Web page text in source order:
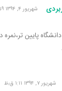
شهریور ۴, ۱۳۹۴ ۹:۵۹ ب٫ظ
پایین تر،نمره
شهریور ۷, ۱۳۹۴ ۱:۱۱ ق٫ظ